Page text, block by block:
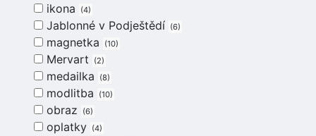
ikona 4
Jablonné v Podještědí 6
magnetka 10
Mervart 2
medailka 8
modlitba 10
obraz 6
oplatky 4